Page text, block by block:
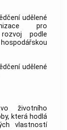
udělené
pro
podle
udělené
životního
která hodlá
vlastností